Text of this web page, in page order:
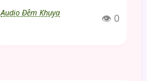
Audio Đêm Khuya 👁 0